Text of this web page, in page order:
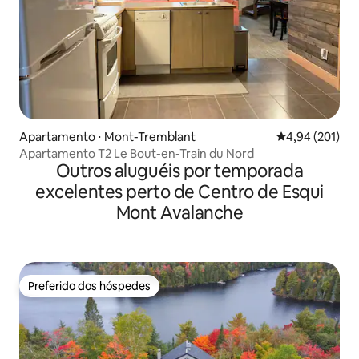
Apartamento ⋅ Mont-Tremblant 4,94 de uma
4,94 (201)
Apartamento T2 Le Bout-en-Train du Nord
Outros aluguéis por temporada
excelentes perto de Centro de Esqui
Mont Avalanche
Preferido dos hóspedes
Preferido dos hóspedes